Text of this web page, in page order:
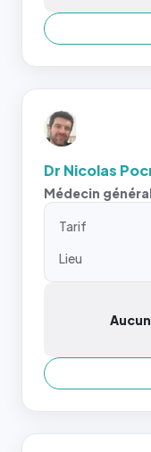
Dr Nicolas
Médecin
Tarif
Lieu